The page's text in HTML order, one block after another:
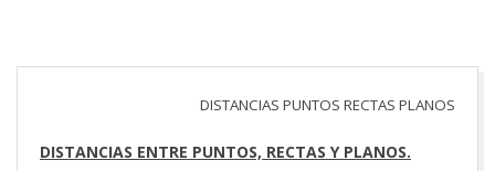
DISTANCIAS PUNTOS RECTAS PLANOS
DISTANCIAS ENTRE PUNTOS, RECTAS Y PLANOS.